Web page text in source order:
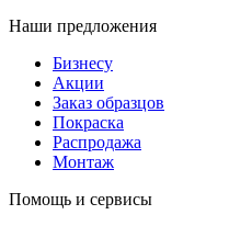
Наши предложения
Бизнесу
Акции
Заказ образцов
Покраска
Распродажа
Монтаж
Помощь и сервисы